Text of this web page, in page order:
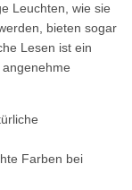
Leuchten, wie sie
bieten sogar
Lesen ist ein
Farben bei